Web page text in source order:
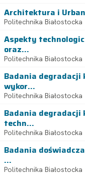
Architektura i
Politechnika Białostocka
Aspekty
oraz...
Politechnika Białostocka
Badania
wykor...
Politechnika Białostocka
Badania
techn...
Politechnika Białostocka
Badania
...
Politechnika Białostocka